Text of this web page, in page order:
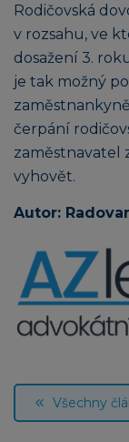
Rodičovská
v rozsahu, ve
dosažení 3.
je tak možný
čerpání
zaměstnavatel
vyhovět.
Autor:
Všechny